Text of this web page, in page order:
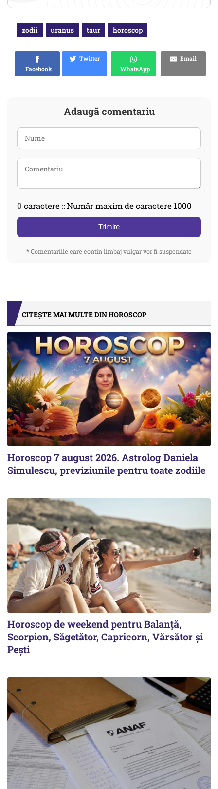
zodii uranus taur horoscop
Facebook
Twitter
WhatsApp
Email
Adaugă comentariu
0 caractere :: Număr maxim de caractere 1000
Trimite
* Comentariile care contin limbaj vulgar vor fi suspendate
CITEȘTE MAI MULTE DIN HOROSCOP
Horoscop 7 august 2026. Astrolog Daniela
Simulescu, previziunile pentru toate zodiile
Horoscop de weekend pentru Balanță,
Scorpion, Săgetător, Capricorn, Vărsător și
Pești